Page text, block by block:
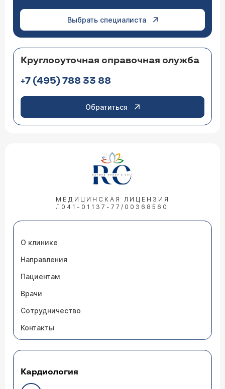
Выбрать специалиста
Круглосуточная справочная служба
+7 (495) 788 33 88
Обратиться
МЕДИЦИНСКАЯ ЛИЦЕНЗИЯ
Л041-01137-77/00368560
О клинике
Направления
Пациентам
Врачи
Сотрудничество
Контакты
Кардиология